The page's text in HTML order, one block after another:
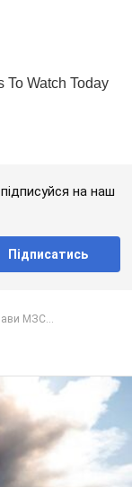
на наш
Підписатись
МЗС...